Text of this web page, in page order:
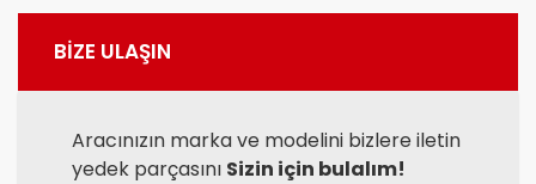
BİZE ULAŞIN
Aracınızın marka ve modelini bizlere iletin
yedek parçasını Sizin için bulalım!